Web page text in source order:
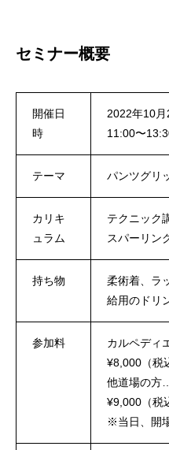
セミナー概要
開催日
時
2022年10月
11:00〜
テーマ パンツグリ
カリキ
ュラム
テクニック
スパーリン
持ち物
柔術着、ラ
給用のドリ
参加料
カルペディ
¥8,000（税
他道場
¥9,000（税
※当日、開